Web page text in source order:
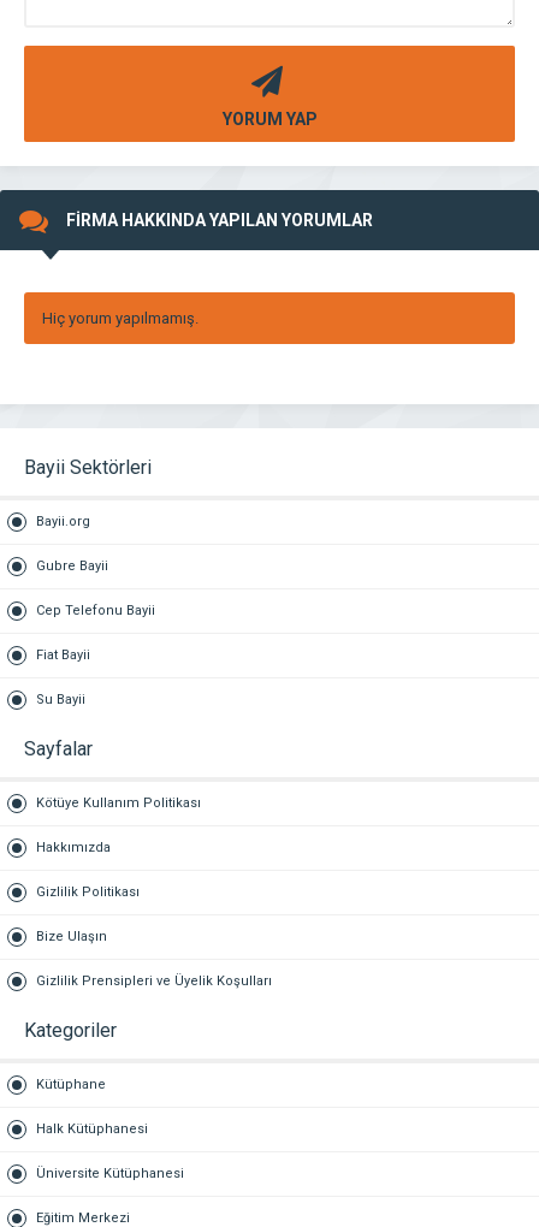
YORUM YAP
FİRMA HAKKINDA YAPILAN YORUMLAR
Hiç yorum yapılmamış.
Bayii Sektörleri
Bayii.org
Gubre Bayii
Cep Telefonu Bayii
Fiat Bayii
Su Bayii
Sayfalar
Kötüye Kullanım Politikası
Hakkımızda
Gizlilik Politikası
Bize Ulaşın
Gizlilik Prensipleri ve Üyelik Koşulları
Kategoriler
Kütüphane
Halk Kütüphanesi
Üniversite Kütüphanesi
Eğitim Merkezi